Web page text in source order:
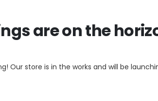
are on the
Our store is in the works and will be